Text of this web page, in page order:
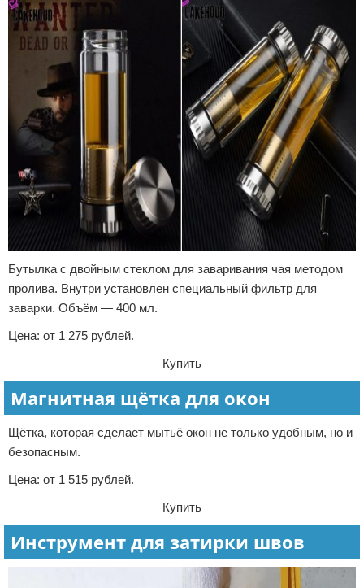
Бутылка с двойным стеклом для заваривания чая методом
пролива. Внутри установлен специальный фильтр для
заварки. Объём — 400 мл.
Цена: от 1 275 рублей.
Купить
Магнитная щётка для окон
Щётка, которая сделает мытьё окон не только удобным, но и
безопасным.
Цена: от 1 515 рублей.
Купить
Инструмент для затирки швов